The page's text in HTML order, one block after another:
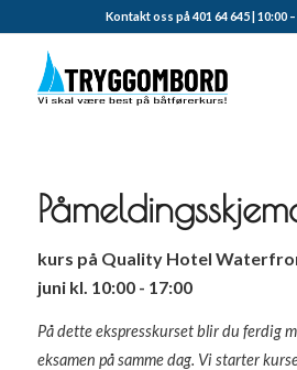
Kontakt oss på 401 64 645 | 10:00
kurs på Quality Hotel
juni kl. 10:00 - 17:00
På dette ekspresskurset blir du ferdig
eksamen på samme dag. Vi starter